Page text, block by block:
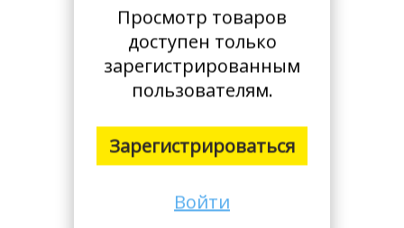
Просмотр товаров
доступен только
зарегистрированным
пользователям.
Зарегистрироваться
Войти
Тарифы